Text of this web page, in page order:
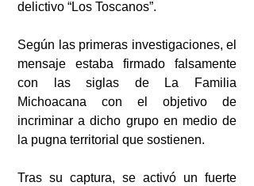
delictivo “Los Toscanos”.
Según las primeras investigaciones, el
mensaje estaba firmado falsamente
con las siglas de La Familia
Michoacana con el objetivo de
incriminar a dicho grupo en medio de
la pugna territorial que sostienen.
Tras su captura, se activó un fuerte